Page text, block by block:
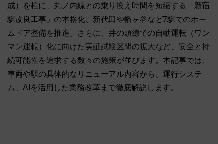
成）を柱に、丸ノ内線との乗り換え時間を短縮する「新宿
駅改良工事」の本格化、新代田や幡ヶ谷など7駅でのホー
ムドア整備を推進。さらに、井の頭線での自動運転（ワン
マン運転）化に向けた実証試験区間の拡大など、安全と持
続可能性を追求する数々の施策が並びます。本記事では、
車両や駅の具体的なリニューアル内容から、運行システ
ム、AIを活用した業務改革まで徹底解説します。